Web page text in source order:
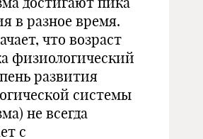
в разное время.
что возраст
физиологический
развития
системы
не всегда
с